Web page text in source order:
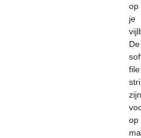
op
je
De
file
zijn
op